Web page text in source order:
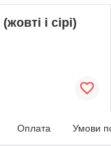
і сірі)
Оплата Умови